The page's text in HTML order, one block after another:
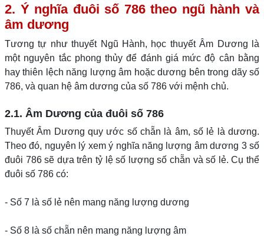
2. Ý nghĩa đuôi số 786 theo ngũ hành và
âm dương
Tương tự như thuyết Ngũ Hành, học thuyết Âm Dương là
một nguyên tắc phong thủy để đánh giá mức độ cân bằng
hay thiên lệch năng lượng âm hoặc dương bên trong dãy số
786, và quan hệ âm dương của số 786 với mệnh chủ.
2.1. Âm Dương của đuôi số 786
Thuyết Âm Dương quy ước số chẵn là âm, số lẻ là dương.
Theo đó, nguyên lý xem ý nghĩa năng lượng âm dương 3 số
đuôi 786 sẽ dựa trên tỷ lệ số lượng số chẵn và số lẻ. Cụ thể
đuôi số 786 có:
- Số 7 là số lẻ nên mang năng lượng dương
- Số 8 là số chẵn nên mang năng lượng âm